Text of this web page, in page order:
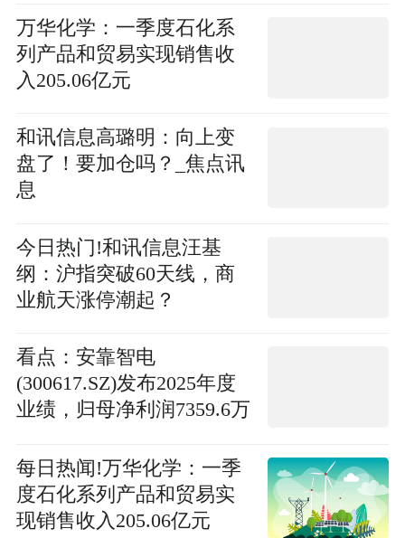
万华化学：一季度石化系
列产品和贸易实现销售收
入205.06亿元
和讯信息高璐明：向上变
盘了！要加仓吗？_焦点讯
息
今日热门!和讯信息汪基
纲：沪指突破60天线，商
业航天涨停潮起？
看点：安靠智电
(300617.SZ)发布2025年度
业绩，归母净利润7359.6万
每日热闻!万华化学：一季
度石化系列产品和贸易实
现销售收入205.06亿元